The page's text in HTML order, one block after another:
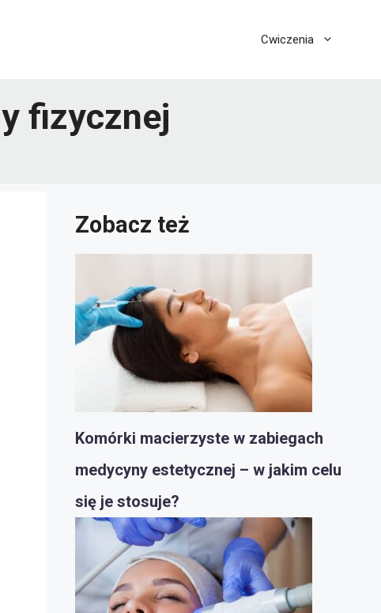
Cwiczenia
fizycznej
Zobacz też
Komórki macierzyste w zabiegach
medycyny estetycznej – w jakim celu
się je stosuje?